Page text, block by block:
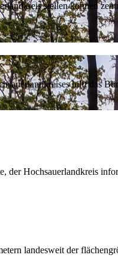
stellen können
hilft das
der Hochsauerlandkreis
landesweit der